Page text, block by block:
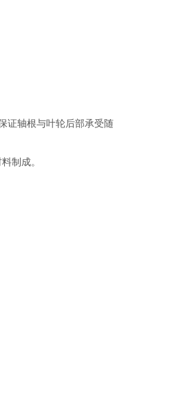
，保证轴根与叶轮后部承受随
成。